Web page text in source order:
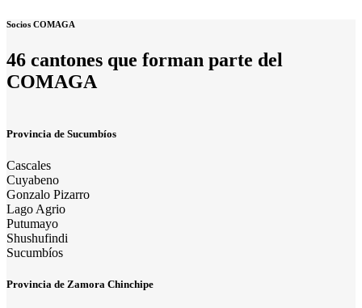
Socios COMAGA
46 cantones que forman parte del
COMAGA
Provincia de Sucumbíos
Cascales
Cuyabeno
Gonzalo Pizarro
Lago Agrio
Putumayo
Shushufindi
Sucumbíos
Provincia de Zamora Chinchipe